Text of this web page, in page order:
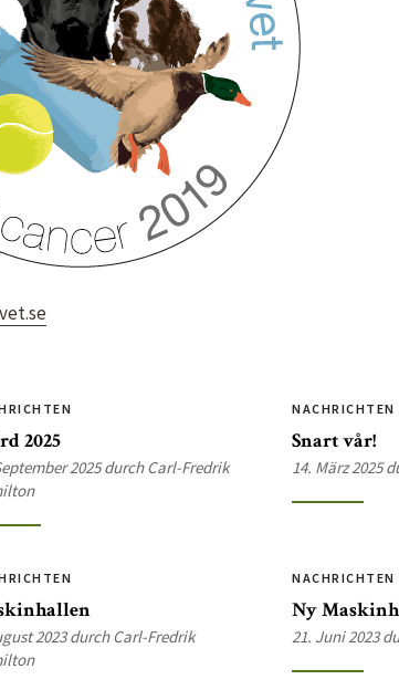
2025
2025 durch Carl-Fredrik
NACHRICHTEN
Snart vår!
14. März 2025
2023 durch Carl-Fredrik
NACHRICHTEN
Ny
21. Juni 2023